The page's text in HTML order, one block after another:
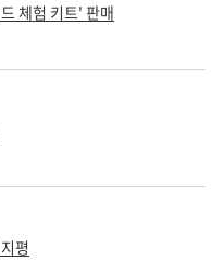
체험 키트' 판매
평